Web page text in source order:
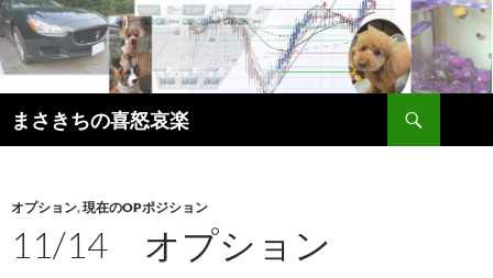
コ
ン
テ
ン
ツ
へ
まさきちの喜怒哀楽
索
オプション,現在のOPポジション
11/14 オプション